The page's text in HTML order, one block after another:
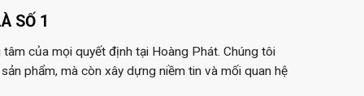
SỐ 1
của mọi quyết định tại Hoàng Phát. Chúng tôi
phẩm, mà còn xây dựng niềm tin và mối quan hệ